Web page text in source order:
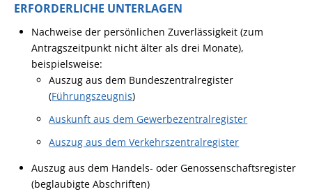
ERFORDERLICHE UNTERLAGEN
Nachweise der persönlichen Zuverlässigkeit (zum
Antragszeitpunkt nicht älter als drei Monate),
beispielsweise:
Auszug aus dem Bundeszentralregister
(Führungszeugnis)
Auskunft aus dem Gewerbezentralregister
Auszug aus dem Verkehrszentralregister
Auszug aus dem Handels- oder Genossenschaftsregister
(beglaubigte Abschriften)